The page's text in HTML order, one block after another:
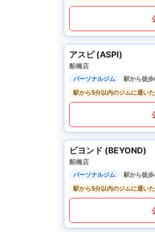
アスピ (ASPI)
船橋店
パーソナルジム
駅から徒
駅から5分以内のジムに通い
ビヨンド (BEYOND)
船橋店
パーソナルジム
駅から徒
駅から5分以内のジムに通い